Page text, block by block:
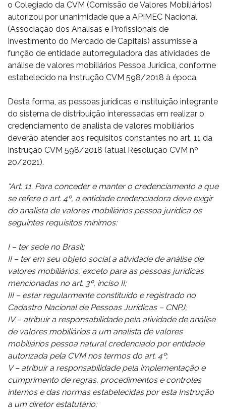
o Colegiado da CVM (Comissão de Valores Mobiliários)
autorizou por unanimidade que a APIMEC Nacional
(Associação dos Analisas e Profissionais de
Investimento do Mercado de Capitais) assumisse a
função de entidade autorreguladora das atividades de
análise de valores mobiliários Pessoa Jurídica, conforme
estabelecido na Instrução CVM 598/2018 à época.
Desta forma, as pessoas jurídicas e instituição integrante
do sistema de distribuição interessadas em realizar o
credenciamento de analista de valores mobiliários
deverão atender aos requisitos constantes no art. 11 da
Instrução CVM 598/2018 (atual Resolução CVM nº
20/2021).
“Art. 11. Para conceder e manter o credenciamento a que
se refere o art. 4º, a entidade credenciadora deve exigir
do analista de valores mobiliários pessoa jurídica os
seguintes requisitos mínimos:
I – ter sede no Brasil;
II – ter em seu objeto social a atividade de análise de
valores mobiliários, exceto para as pessoas jurídicas
mencionadas no art. 3º, inciso II;
III – estar regularmente constituído e registrado no
Cadastro Nacional de Pessoas Jurídicas – CNPJ;
IV – atribuir a responsabilidade pela atividade de análise
de valores mobiliários a um analista de valores
mobiliários pessoa natural credenciado por entidade
autorizada pela CVM nos termos do art. 4º;
V – atribuir a responsabilidade pela implementação e
cumprimento de regras, procedimentos e controles
internos e das normas estabelecidas por esta Instrução
a um diretor estatutário;